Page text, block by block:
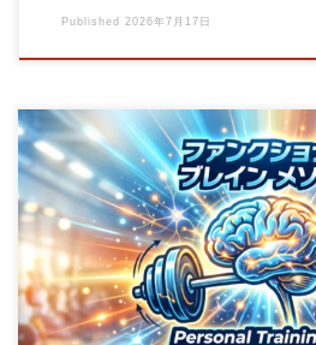
Published 2026年7月17日
こんにちは。町田のパーソナルトレー
太朗です。 当ジムでは、健康増進を